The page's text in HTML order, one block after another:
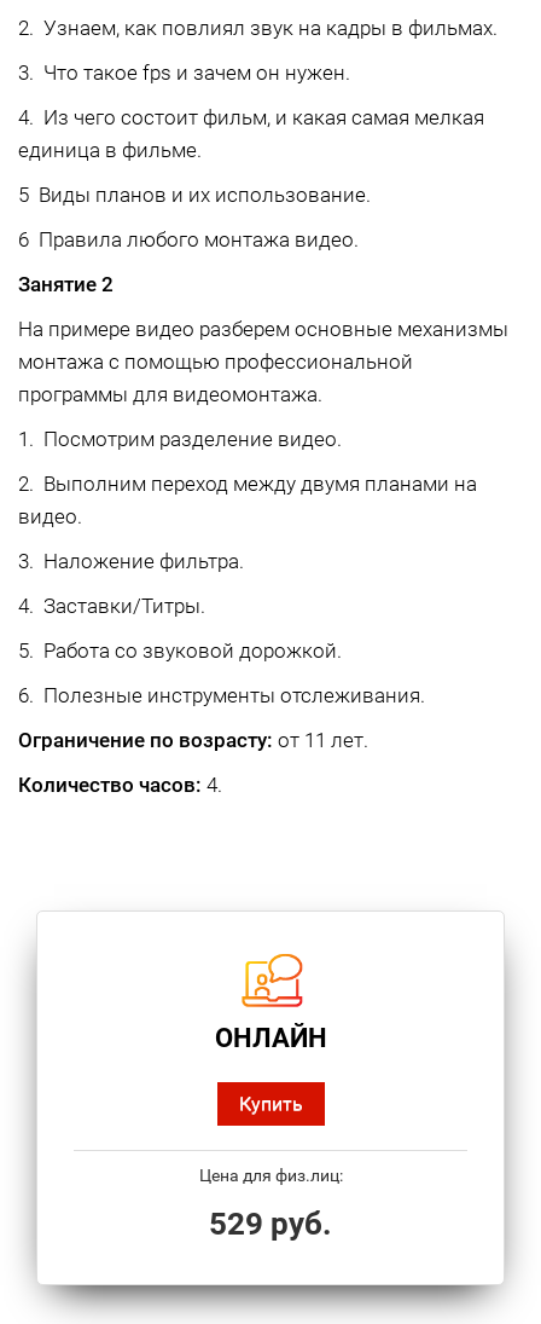
2. Узнаем, как повлиял звук на кадры в фильмах.
3. Что такое fps и зачем он нужен.
4. Из чего состоит фильм, и какая самая мелкая
единица в фильме.
5 Виды планов и их использование.
6 Правила любого монтажа видео.
Занятие 2
На примере видео разберем основные механизмы
монтажа с помощью профессиональной
программы для видеомонтажа.
1. Посмотрим разделение видео.
2. Выполним переход между двумя планами на
видео.
3. Наложение фильтра.
4. Заставки/Титры.
5. Работа со звуковой дорожкой.
6. Полезные инструменты отслеживания.
Ограничение по возрасту: от 11 лет.
Количество часов: 4.
ОНЛАЙН
Купить
Цена для физ.лиц:
529 руб.